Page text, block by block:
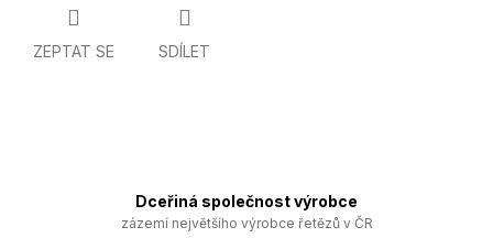
ZEPTAT SE SDÍLET
Dceřiná společnost výrobce
zázemí největšího výrobce řetězů v ČR